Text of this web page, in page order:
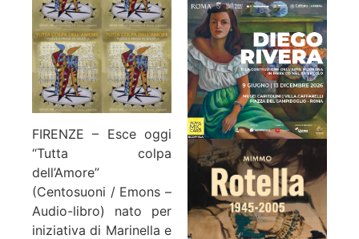
FIRENZE – Esce oggi
“Tutta colpa
dell’Amore”
(Centosuoni / Emons –
Audio-libro) nato per
iniziativa di Marinella e